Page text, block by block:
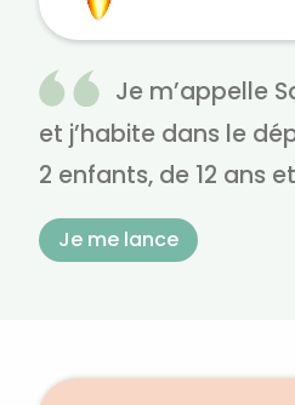
Je m’appelle
et j’habite dans le
2 enfants, de 12 ans
Je me lance